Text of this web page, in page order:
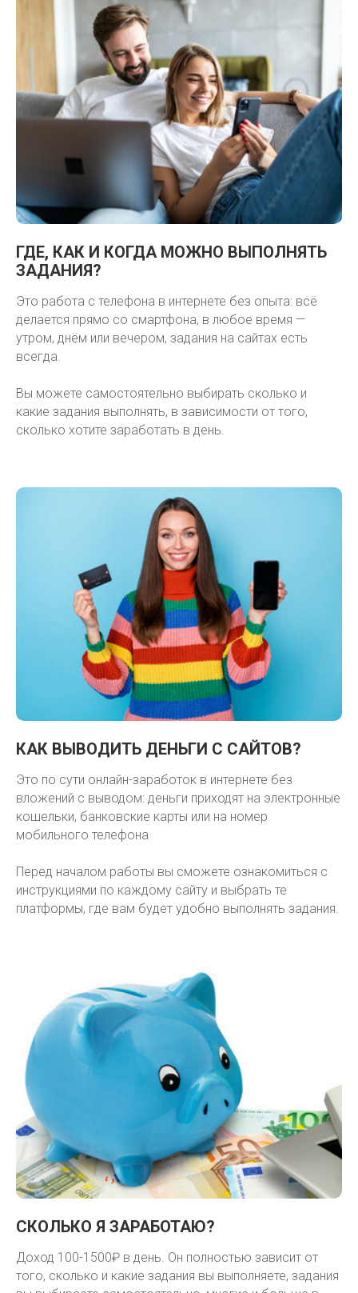
ГДЕ, КАК И КОГДА МОЖНО ВЫПОЛНЯТЬ
ЗАДАНИЯ?
Это работа с телефона в интернете без опыта: всё
делается прямо со смартфона, в любое время —
утром, днём или вечером, задания на сайтах есть
всегда.
Вы можете самостоятельно выбирать сколько и
какие задания выполнять, в зависимости от того,
сколько хотите заработать в день.
КАК ВЫВОДИТЬ ДЕНЬГИ С САЙТОВ?
Это по сути онлайн-заработок в интернете без
вложений с выводом: деньги приходят на электронные
кошельки, банковские карты или на номер
мобильного телефона
Перед началом работы вы сможете ознакомиться с
инструкциями по каждому сайту и выбрать те
платформы, где вам будет удобно выполнять задания.
СКОЛЬКО Я ЗАРАБОТАЮ?
Доход 100-1500₽ в день. Он полностью зависит от
того, сколько и какие задания вы выполняете, задания